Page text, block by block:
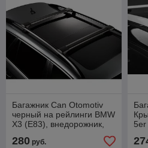
Багажник Can Otomotiv
черный на рейлинги BMW
X3 (E83), внедорожник,
280 руб.
5er